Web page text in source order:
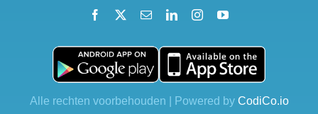
Algemene voorwaarden
Contact
Blog
Facebook EmailLinkedInInstagramYouTube
Alle rechten voorbehouden | Powered by CodiCo.io